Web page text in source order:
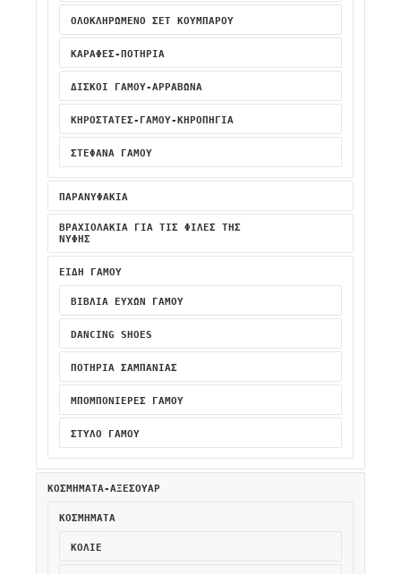
ΟΛΟΚΛΗΡΩΜΈΝΟ ΣΕΤ ΚΟΥΜΠΆΡΟΥ
ΚΑΡΆΦΕΣ-ΠΟΤΉΡΙΑ
ΔΊΣΚΟΙ ΓΆΜΟΥ-ΑΡΡΑΒΏΝΑ
ΚΗΡΟΣΤΆΤΕΣ-ΓΆΜΟΥ-ΚΗΡΟΠΉΓΙΑ
ΣΤΈΦΑΝΑ ΓΆΜΟΥ
ΠΑΡΑΝΥΦΑΚΙΑ
ΒΡΑΧΙΟΛΆΚΙΑ ΓΙΑ ΤΙΣ ΦΊΛΕΣ ΤΗΣ
ΝΎΦΗΣ
ΕΙΔΗ ΓΑΜΟΥ
ΒΙΒΛΊΑ ΕΥΧΏΝ ΓΆΜΟΥ
DANCING SHOES
ΠΟΤΉΡΙΑ ΣΑΜΠΆΝΙΑΣ
ΜΠΟΜΠΟΝΙΈΡΕΣ ΓΆΜΟΥ
ΣΤΥΛΌ ΓΆΜΟΥ
ΚΟΣΜΗΜΑΤΑ-ΑΞΕΣΟΥΑΡ
ΚΟΣΜΗΜΑΤΑ
ΚΟΛΙΈ